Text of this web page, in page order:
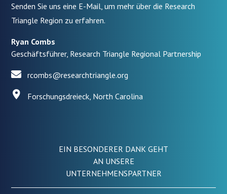
Senden Sie uns eine E-Mail, um mehr über die Research
Triangle Region zu erfahren.
Ryan Combs
Geschäftsführer, Research Triangle Regional Partnership
rcombs@researchtriangle.org
Forschungsdreieck, North Carolina
EIN BESONDERER DANK GEHT
AN UNSERE
UNTERNEHMENSPARTNER